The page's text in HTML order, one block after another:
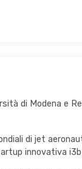
di Modena e
di jet
innovativa i3b